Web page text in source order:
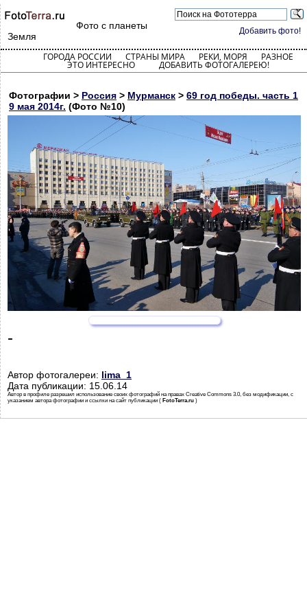
Добавить фото!
Фото с планеты
Земля
ГОРОДА РОССИИ СТРАНЫ МИРА РЕКИ, МОРЯ РАЗНОЕ
ЭТО ИНТЕРЕСНО ДОБАВИТЬ ФОТОГАЛЕРЕЮ!
Фотографии > Россия > Мурманск > 69 год победы. часть 1
9 мая 2014г. (Фото №10)
-
Автор фотогалереи: lima_1
Дата публикации: 15.06.14
Автор в профиле разрешил использование своих фотографий на правах Creative Commons 3.0, без модификации, с
указанием автора фотографии и ссылки на сайт публикации ( FotoTerra.ru )